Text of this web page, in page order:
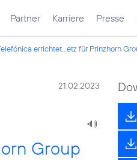
Partner Karriere Presse
errichtet...etz für Prinzhorn
21.02.2023
Group